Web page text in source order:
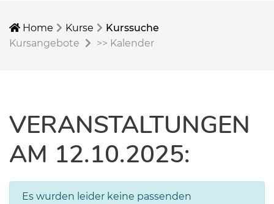
Home Kurse
Kurssuche
Kursangebote
>> Kalender
VERANSTALTUNGEN
AM 12.10.2025:
Es wurden leider keine passenden